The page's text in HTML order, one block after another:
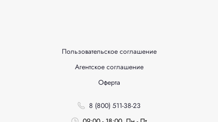
Пользовательское соглашение
Агентское соглашение
Оферта
8 (800) 511-38-23